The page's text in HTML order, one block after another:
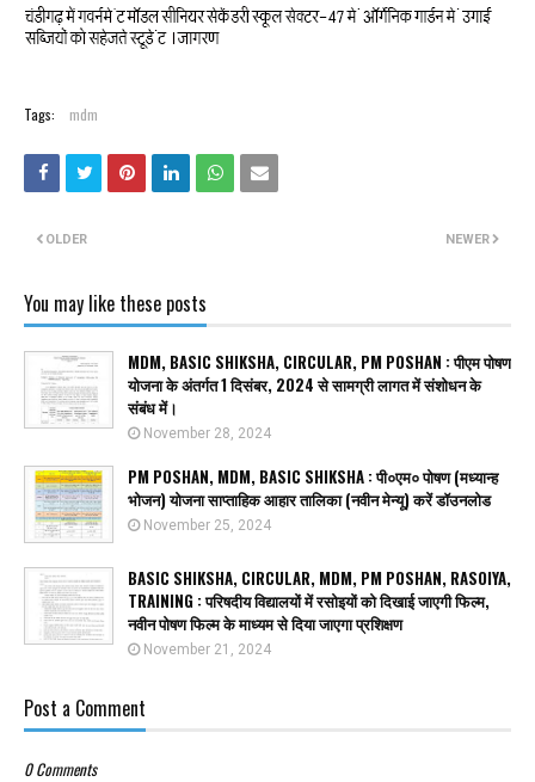
Tags: mdm
NEWER
OLDER
You may like these posts
MDM, BASIC SHIKSHA, CIRCULAR, PM POSHAN : पीएम पोषण
योजना के अंतर्गत 1 दिसंबर, 2024 से सामग्री लागत में संशोधन के
संबंध में।
November 28, 2024
PM POSHAN, MDM, BASIC SHIKSHA : पी०एम० पोषण (मध्यान्ह
भोजन) योजना साप्ताहिक आहार तालिका (नवीन मेन्यू) करें डॉउनलोड
November 25, 2024
BASIC SHIKSHA, CIRCULAR, MDM, PM POSHAN, RASOIYA,
TRAINING : परिषदीय विद्यालयों में रसोइयों को दिखाई जाएगी फिल्म,
नवीन पोषण फिल्म के माध्यम से दिया जाएगा प्रशिक्षण
November 21, 2024
Post a Comment
0 Comments